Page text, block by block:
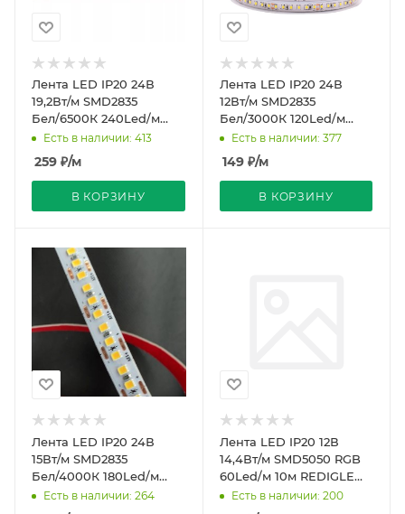
Лента LED IP20 24В
19,2Вт/м SMD2835
Бел/6500К 240Led/м
REDIGLE (200)
Есть в наличии: 413
259 ₽/м
В КОРЗИНУ
Лента LED IP20 24В
12Вт/м SMD2835
Бел/3000К 120Led/м
REDIGLE (200)
Есть в наличии: 377
149₽/м
В КОРЗИНУ
Лента LED IP20 24В
15Вт/м SMD2835
Бел/4000К 180Led/м
10мм REDIGLE (200)
Есть в наличии: 264
Лента LED IP20 12В
14,4Вт/м SMD5050 RGB
60Led/м 10м REDIGLE
(200)
Есть в наличии: 200